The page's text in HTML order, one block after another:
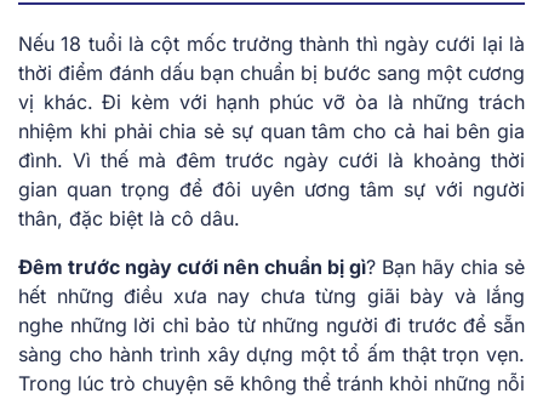
Nếu 18 tuổi là cột mốc trưởng thành thì ngày cưới lại là
thời điểm đánh dấu bạn chuẩn bị bước sang một cương
vị khác. Đi kèm với hạnh phúc vỡ òa là những trách
nhiệm khi phải chia sẻ sự quan tâm cho cả hai bên gia
đình. Vì thế mà đêm trước ngày cưới là khoảng thời
gian quan trọng để đôi uyên ương tâm sự với người
thân, đặc biệt là cô dâu.
Đêm trước ngày cưới nên chuẩn bị gì? Bạn hãy chia sẻ
hết những điều xưa nay chưa từng giãi bày và lắng
nghe những lời chỉ bảo từ những người đi trước để sẵn
sàng cho hành trình xây dựng một tổ ấm thật trọn vẹn.
Trong lúc trò chuyện sẽ không thể tránh khỏi những nỗi